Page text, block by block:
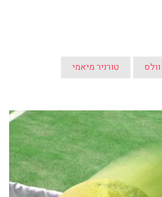
טורניר מיאמי